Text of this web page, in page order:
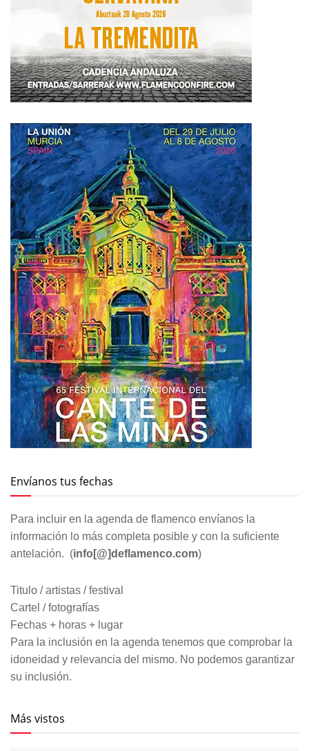
Envíanos tus fechas
Para incluir en la agenda de flamenco envíanos la
información lo más completa posible y con la suficiente
antelación. (info[@]deflamenco.com)
Titulo / artistas / festival
Cartel / fotografías
Fechas + horas + lugar
Para la inclusión en la agenda tenemos que comprobar la
idoneidad y relevancia del mismo. No podemos garantizar
su inclusión.
Más vistos